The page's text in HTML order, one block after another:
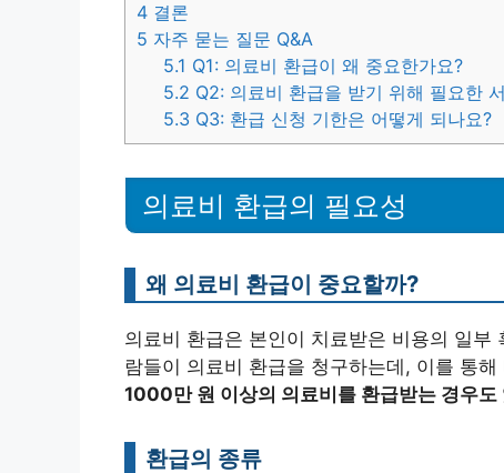
4 결론
5 자주 묻는 질문 Q&A
5.1 Q1: 의료비 환급이 왜 중요한가요?
5.2 Q2: 의료비 환급을 받기 위해 필요한
5.3 Q3: 환급 신청 기한은 어떻게 되나요?
의료비 환급의 필요성
왜 의료비 환급이 중요할까?
의료비 환급은 본인이 치료받은 비용의 일
람들이 의료비 환급을 청구하는데, 이를 통
1000만 원 이상의 의료비를 환급받는 경우도
환급의 종류